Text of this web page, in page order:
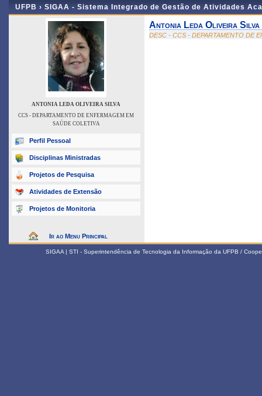
UFPB › SIGAA - Sistema Integrado de Gestão de Atividades
ANTONIA LEDA OLIVEIRA SILVA
CCS - DEPARTAMENTO DE ENFERMAGEM EM
SAÚDE COLETIVA
Perfil Pessoal
Disciplinas Ministradas
Projetos de Pesquisa
Atividades de Extensão
Projetos de Monitoria
Ir ao Menu Principal
Antonia Leda Oliveira Silva
DESC - CCS - DEPARTAMENTO DE
SIGAA | STI - Superintendência de Tecnologia da Informação da UFPB /